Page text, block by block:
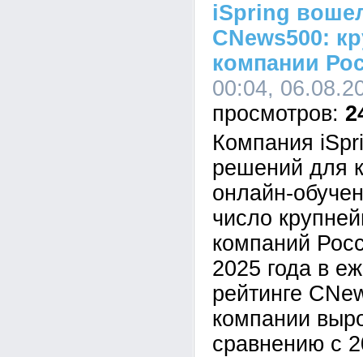
iSpring
CNews500:
компании
00:04,
Компания
решений для
онлайн-
число
компаний
2025 года в
рейтинге
компании
сравнению с